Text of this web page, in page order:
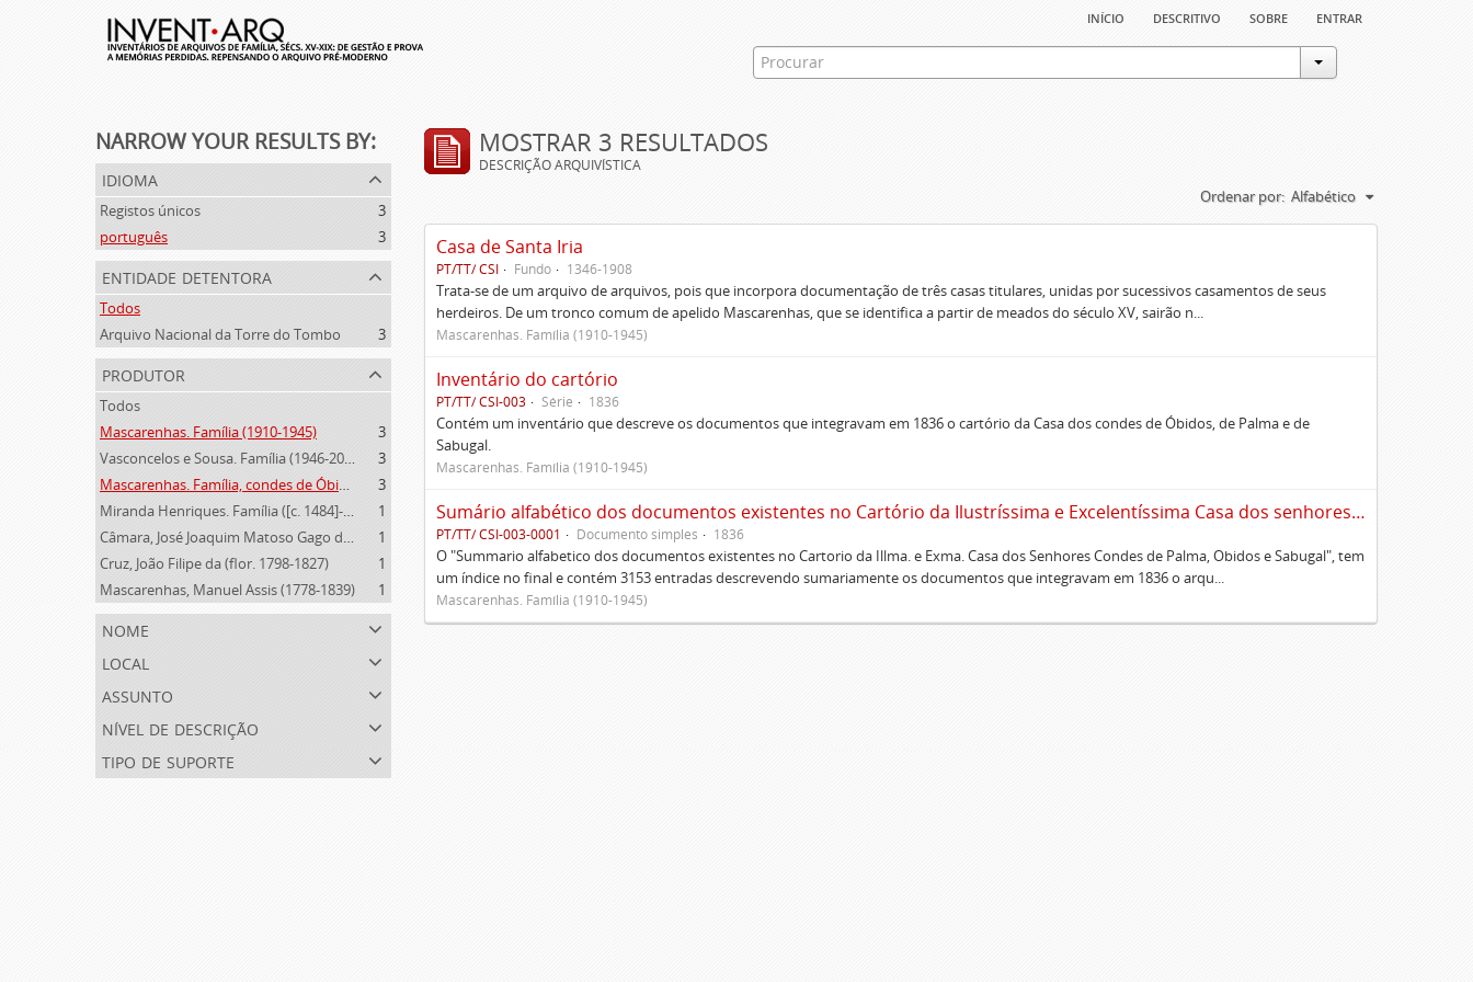
início descritivo sobre entrar
NARROW YOUR RESULTS BY:
idioma
Registos únicos
3
português
3
entidade detentora
Todos
Arquivo Nacional da Torre do Tombo
3
produtor
Todos
Mascarenhas. Família (1910-1945)
3
Vasconcelos e Sousa. Família (1946-2006)
3
Mascarenhas. Família, condes de Óbidos, Palma e Sabugal (1669-1910)
3
Miranda Henriques. Família ([c. 1484]-[c.1745])
1
Câmara, José Joaquim Matoso Gago da (1775-1864)
1
Cruz, João Filipe da (flor. 1798-1827)
1
Mascarenhas, Manuel Assis (1778-1839)
1
nome
local
assunto
nível de descrição
tipo de suporte
MOSTRAR 3 RESULTADOS
DESCRIÇÃO ARQUIVÍSTICA
Ordenar por: Alfabético
Casa de Santa Iria
PT/TT/ CSI Fundo 1346-1908
Trata-se de um arquivo de arquivos, pois que incorpora documentação de três casas titulares, unidas por sucessivos casamentos de seus
herdeiros. De um tronco comum de apelido Mascarenhas, que se identifica a partir de meados do século XV, sairão n...
Mascarenhas. Família (1910-1945)
Inventário do cartório
PT/TT/ CSI-003 Série 1836
Contém um inventário que descreve os documentos que integravam em 1836 o cartório da Casa dos condes de Óbidos, de Palma e de
Sabugal.
Mascarenhas. Família (1910-1945)
Sumário alfabético dos documentos existentes no Cartório da Ilustríssima e Excelentíssima Casa dos senhores condes de Palma, Óbidos e Sabugal
PT/TT/ CSI-003-0001 Documento simples 1836
O "Summario alfabetico dos documentos existentes no Cartorio da Illma. e Exma. Casa dos Senhores Condes de Palma, Obidos e Sabugal", tem
um índice no final e contém 3153 entradas descrevendo sumariamente os documentos que integravam em 1836 o arqu...
Mascarenhas. Família (1910-1945)